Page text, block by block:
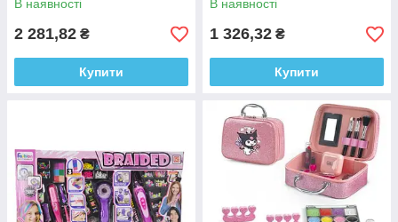
В наявності
2 281,82 ₴
Купити
В наявності
1 326,32 ₴
Купити